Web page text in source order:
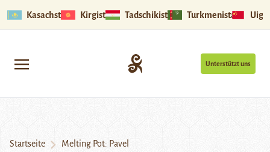
Kasachstan Kirgistan Tadschikistan Turkmenistan
Unterstützt uns
Startseite Melting Pot: Pavel